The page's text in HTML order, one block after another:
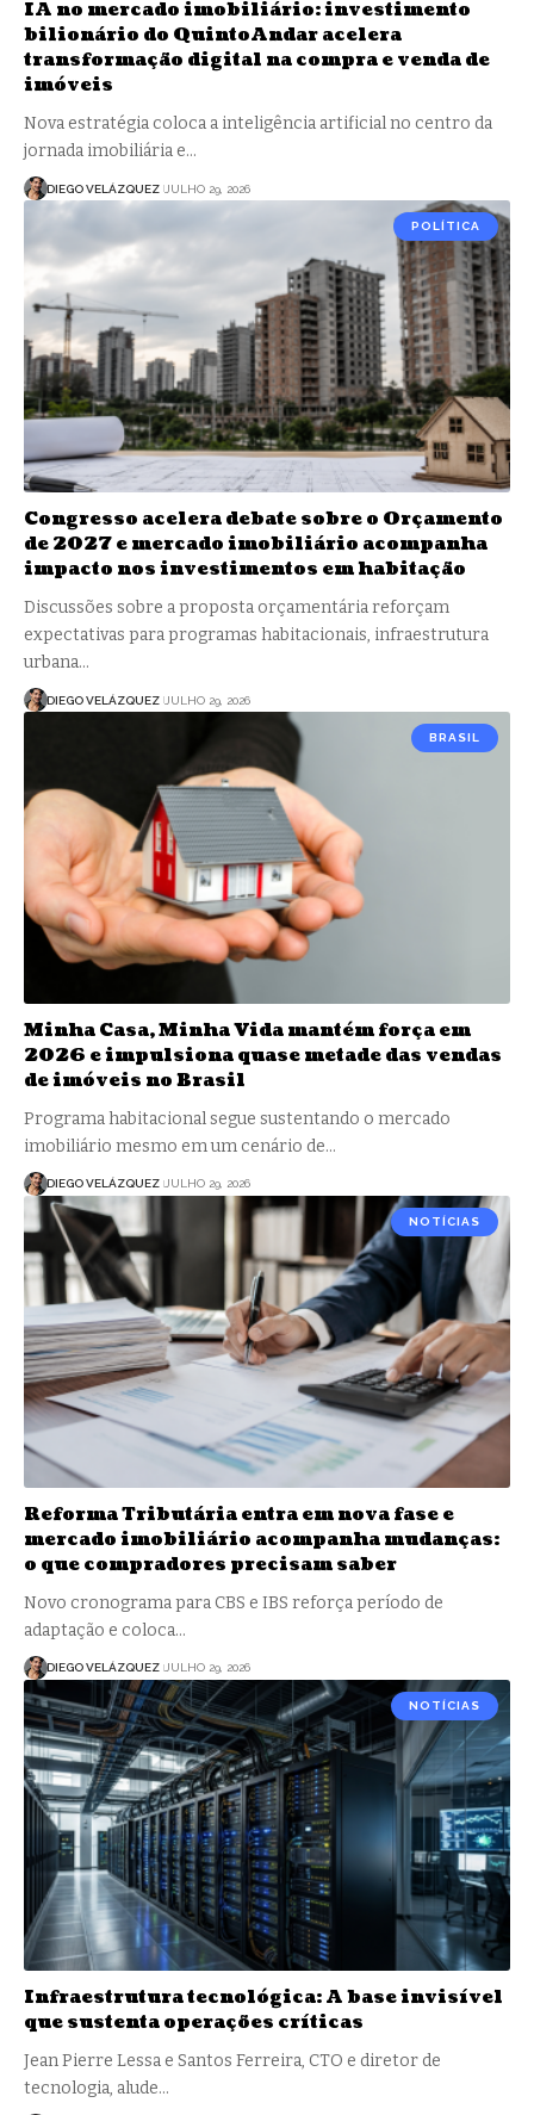
IA no mercado imobiliário: investimento
bilionário do QuintoAndar acelera
transformação digital na compra e venda de
imóveis
Nova estratégia coloca a inteligência artificial no centro da
jornada imobiliária e…
DIEGO VELÁZQUEZ JULHO 29, 2026
POLÍTICA
Congresso acelera debate sobre o Orçamento
de 2027 e mercado imobiliário acompanha
impacto nos investimentos em habitação
Discussões sobre a proposta orçamentária reforçam
expectativas para programas habitacionais, infraestrutura
urbana…
DIEGO VELÁZQUEZ JULHO 29, 2026
BRASIL
Minha Casa, Minha Vida mantém força em
2026 e impulsiona quase metade das vendas
de imóveis no Brasil
Programa habitacional segue sustentando o mercado
imobiliário mesmo em um cenário de…
DIEGO VELÁZQUEZ JULHO 29, 2026
NOTÍCIAS
Reforma Tributária entra em nova fase e
mercado imobiliário acompanha mudanças:
o que compradores precisam saber
Novo cronograma para CBS e IBS reforça período de
adaptação e coloca…
DIEGO VELÁZQUEZ JULHO 29, 2026
NOTÍCIAS
Infraestrutura tecnológica: A base invisível
que sustenta operações críticas
Jean Pierre Lessa e Santos Ferreira, CTO e diretor de
tecnologia, alude…